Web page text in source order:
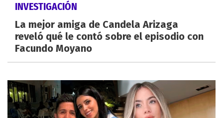
INVESTIGACIÓN
La mejor amiga de Candela Arizaga
reveló qué le contó sobre el episodio con
Facundo Moyano